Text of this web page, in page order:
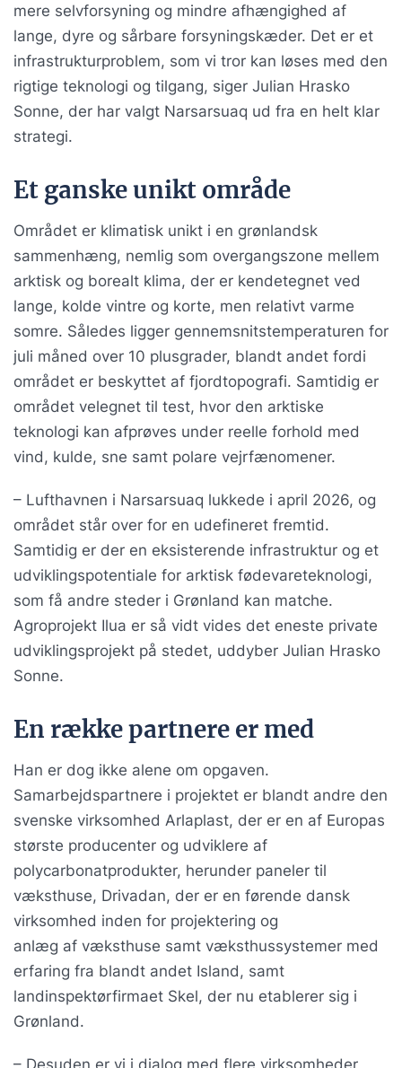
mere selvforsyning og mindre afhængighed af
lange, dyre og sårbare forsyningskæder. Det er et
infrastrukturproblem, som vi tror kan løses med den
rigtige teknologi og tilgang, siger Julian Hrasko
Sonne, der har valgt Narsarsuaq ud fra en helt klar
strategi.
Et ganske unikt område
Området er klimatisk unikt i en grønlandsk
sammenhæng, nemlig som overgangszone mellem
arktisk og borealt klima, der er kendetegnet ved
lange, kolde vintre og korte, men relativt varme
somre. Således ligger gennemsnitstemperaturen for
juli måned over 10 plusgrader, blandt andet fordi
området er beskyttet af fjordtopografi. Samtidig er
området velegnet til test, hvor den arktiske
teknologi kan afprøves under reelle forhold med
vind, kulde, sne samt polare vejrfænomener.
– Lufthavnen i Narsarsuaq lukkede i april 2026, og
området står over for en udefineret fremtid.
Samtidig er der en eksisterende infrastruktur og et
udviklingspotentiale for arktisk fødevareteknologi,
som få andre steder i Grønland kan matche.
Agroprojekt Ilua er så vidt vides det eneste private
udviklingsprojekt på stedet, uddyber Julian Hrasko
Sonne.
En række partnere er med
Han er dog ikke alene om opgaven.
Samarbejdspartnere i projektet er blandt andre den
svenske virksomhed Arlaplast, der er en af Europas
største producenter og udviklere af
polycarbonatprodukter, herunder paneler til
væksthuse, Drivadan, der er en førende dansk
virksomhed inden for projektering og
anlæg af væksthuse samt væksthussystemer med
erfaring fra blandt andet Island, samt
landinspektørfirmaet Skel, der nu etablerer sig i
Grønland.